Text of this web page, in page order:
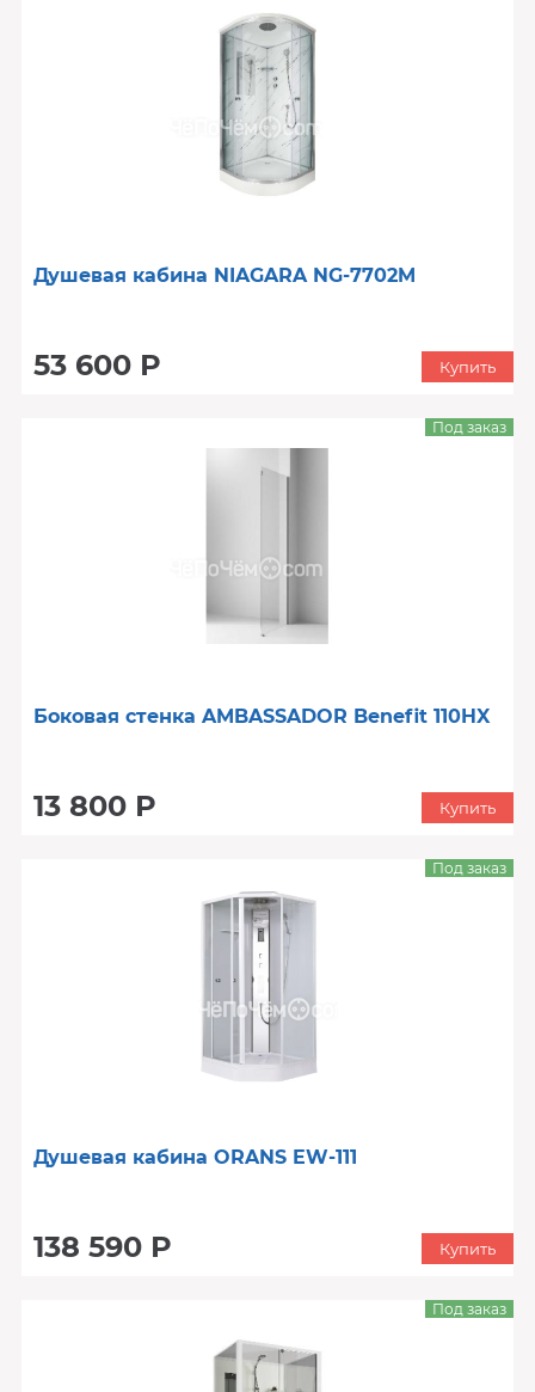
Душевая кабина NIAGARA NG-7702M
53 600 Р Купить
Боковая стенка AMBASSADOR Benefit 110HX
13 800 Р
Под заказ
Купить
Душевая кабина ORANS EW-111
138 590 Р
Под заказ
Купить
Под заказ